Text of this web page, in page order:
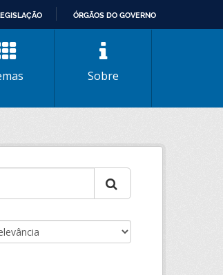
ÓRGÃOS DO GOVERNO
Sobre